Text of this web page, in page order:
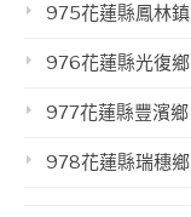
975花蓮縣鳳林鎮
976花蓮縣光復鄉
977花蓮縣豐濱鄉
978花蓮縣瑞穗鄉